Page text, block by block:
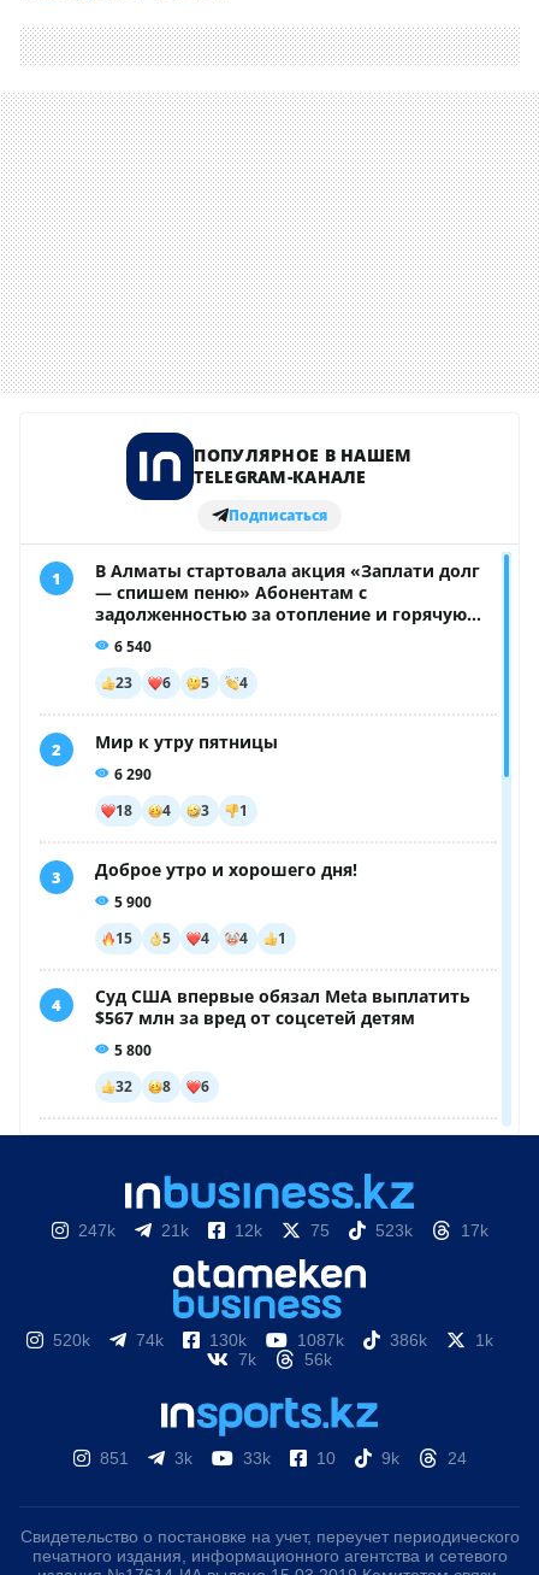
247k 21k 12k 75 523k 17k
520k 74k 130k 1087k 386k
1k
7k
56k
851 3k 33k 10 9k 24
Свидетельство о постановке на учет, переучет периодического
печатного издания, информационного агентства и сетевого